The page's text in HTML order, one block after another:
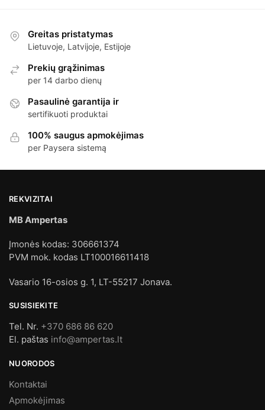
Greitas pristatymas
Lietuvoje, Latvijoje, Estijoje
Prekių grąžinimas
per 14 darbo dienų
Pasaulinė garantija ir
sertifikuoti produktai
100% saugus apmokėjimas
per Paysera sistemą
REKVIZITAI
MB Ampertas
Įmonės kodas: 306661374
PVM mok. kodas LT100016611418
Vasario 16-osios g. 1, LT-55217 Jonava.
SUSISIEKITE
Tel. Nr. +370 686 86 620
El. paštas info@ampertas.lt
NUORODOS
Kontaktai
Apmokėjimas